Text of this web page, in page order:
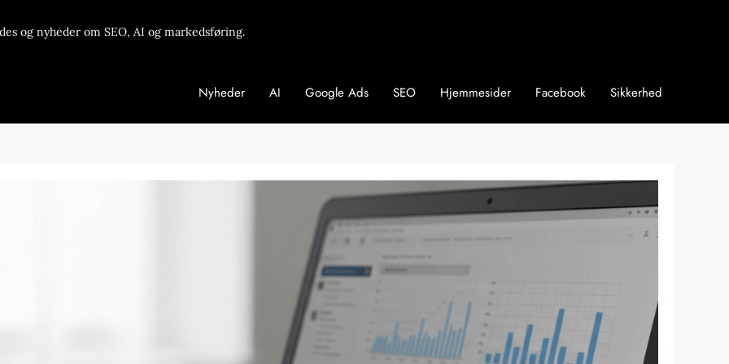
og nyheder om SEO, AI og markedsføring.
Nyheder AI Google Ads SEO Hjemmesider Facebook Sikkerhed